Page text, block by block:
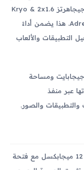
وحدة معالجة مركزية رباعية النواة (2x2.15 جيجاهرتز Kryo & 2x1.6
جيجاهرتز Kryo) ومعالج رسوميات Adreno 530. هذا يضمن أداءً
التطبيقات والألعاب
يأتي الجهاز بذاكرة عشوائية (RAM) سعة 4 جيجابايت ومساحة
زيادتها عبر منفذ
الكاميرا الخلفية لجهاز Galaxy Note7 بدقة 12 ميجابكسل مع فتحة